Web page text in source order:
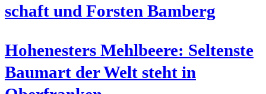
schaft und Fors­ten Bamberg
Hohe­nes­ters Mehl­bee­re: Sel­tens­te
Baum­art der Welt steht in